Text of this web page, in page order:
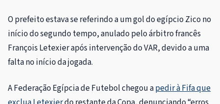
O prefeito estava se referindo a um gol do egípcio Zico no
início do segundo tempo, anulado pelo árbitro francês
François Letexier após intervenção do VAR, devido a uma
falta no início da jogada.
A Federação Egípcia de Futebol chegou apedir à Fifa que